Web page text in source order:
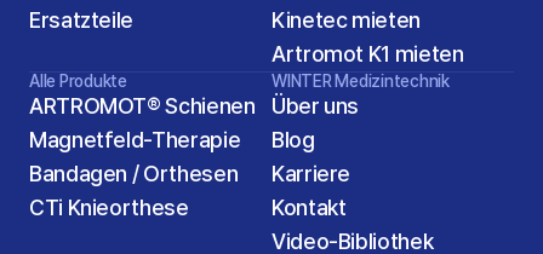
Ersatzteile
Kinetec mieten
Artromot K1 mieten
Alle Produkte
ARTROMOT® Schienen
Magnetfeld-Therapie
Bandagen / Orthesen
CTi Knieorthese
WINTER Medizintechnik
Über uns
Blog
Karriere
Kontakt
Video-Bibliothek